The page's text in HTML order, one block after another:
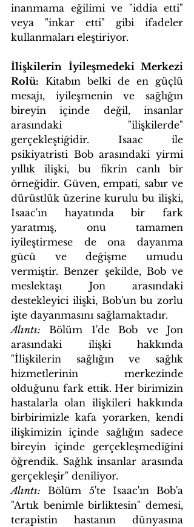
inanmama eğilimi ve "iddia etti"
veya "inkar etti" gibi ifadeler
kullanmaları eleştiriyor.
İlişkilerin İyileşmedeki Merkezi
Rolü: Kitabın belki de en güçlü
mesajı, iyileşmenin ve sağlığın
bireyin içinde değil, insanlar
arasındaki "ilişkilerde"
gerçekleştiğidir. Isaac ile
psikiyatristi Bob arasındaki yirmi
yıllık ilişki, bu fikrin canlı bir
örneğidir. Güven, empati, sabır ve
dürüstlük üzerine kurulu bu ilişki,
Isaac'ın hayatında bir fark
yaratmış, onu tamamen
iyileştirmese de ona dayanma
gücü ve değişme umudu
vermiştir. Benzer şekilde, Bob ve
meslektaşı Jon arasındaki
destekleyici ilişki, Bob'un bu zorlu
işte dayanmasını sağlamaktadır.
Alıntı: Bölüm 1'de Bob ve Jon
arasındaki ilişki hakkında
"İlişkilerin sağlığın ve sağlık
hizmetlerinin merkezinde
olduğunu fark ettik. Her birimizin
hastalarla olan ilişkileri hakkında
birbirimizle kafa yorarken, kendi
ilişkimizin içinde sağlığın sadece
bireyin içinde gerçekleşmediğini
öğrendik. Sağlık insanlar arasında
gerçekleşir" deniliyor.
Alıntı: Bölüm 5'te Isaac'ın Bob'a
"Artık benimle birliktesin" demesi,
terapistin hastanın dünyasına